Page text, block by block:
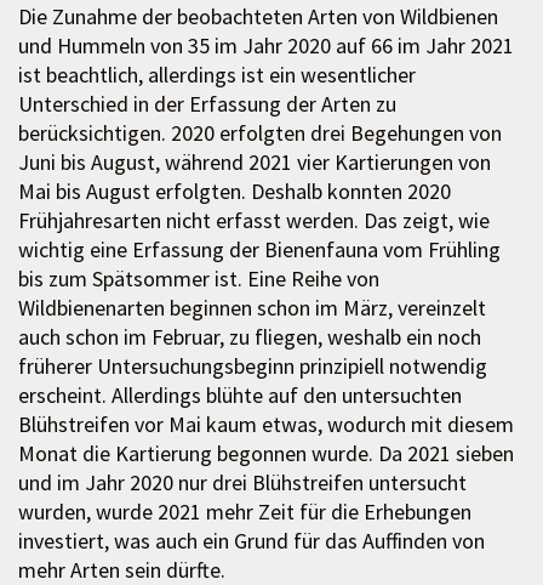
Die Zunahme der beobachteten Arten von Wildbienen
und Hummeln von 35 im Jahr 2020 auf 66 im Jahr 2021
ist beachtlich, allerdings ist ein wesentlicher
Unterschied in der Erfassung der Arten zu
berücksichtigen. 2020 erfolgten drei Begehungen von
Juni bis August, während 2021 vier Kartierungen von
Mai bis August erfolgten. Deshalb konnten 2020
Frühjahresarten nicht erfasst werden. Das zeigt, wie
wichtig eine Erfassung der Bienenfauna vom Frühling
bis zum Spätsommer ist. Eine Reihe von
Wildbienenarten beginnen schon im März, vereinzelt
auch schon im Februar, zu fliegen, weshalb ein noch
früherer Untersuchungsbeginn prinzipiell notwendig
erscheint. Allerdings blühte auf den untersuchten
Blühstreifen vor Mai kaum etwas, wodurch mit diesem
Monat die Kartierung begonnen wurde. Da 2021 sieben
und im Jahr 2020 nur drei Blühstreifen untersucht
wurden, wurde 2021 mehr Zeit für die Erhebungen
investiert, was auch ein Grund für das Auffinden von
mehr Arten sein dürfte.